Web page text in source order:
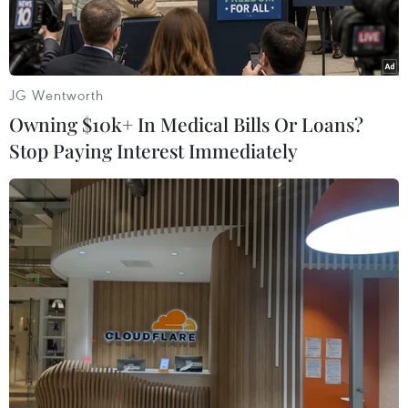
chiến.
Các tay súng Boko Haram tại một địa điểm bí mật. (Ảnh:
AFP/TTXVN)
Ngày 19/5, Bộ Quốc phòng Niger cho biết đã có
JG Wentworth
Owning $10k+ In Medical Bills Or Loans?
Stop Paying Interest Immediately